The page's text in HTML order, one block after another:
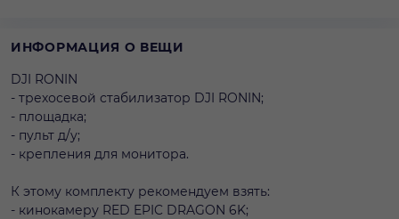
ИНФОРМАЦИЯ О ВЕЩИ
DJI RONIN
- трехосевой стабилизатор DJI RONIN;
- площадка;
- пульт д/у;
- крепления для монитора.
К этому комплекту рекомендуем взять:
- кинокамеру RED EPIC DRAGON 6K;